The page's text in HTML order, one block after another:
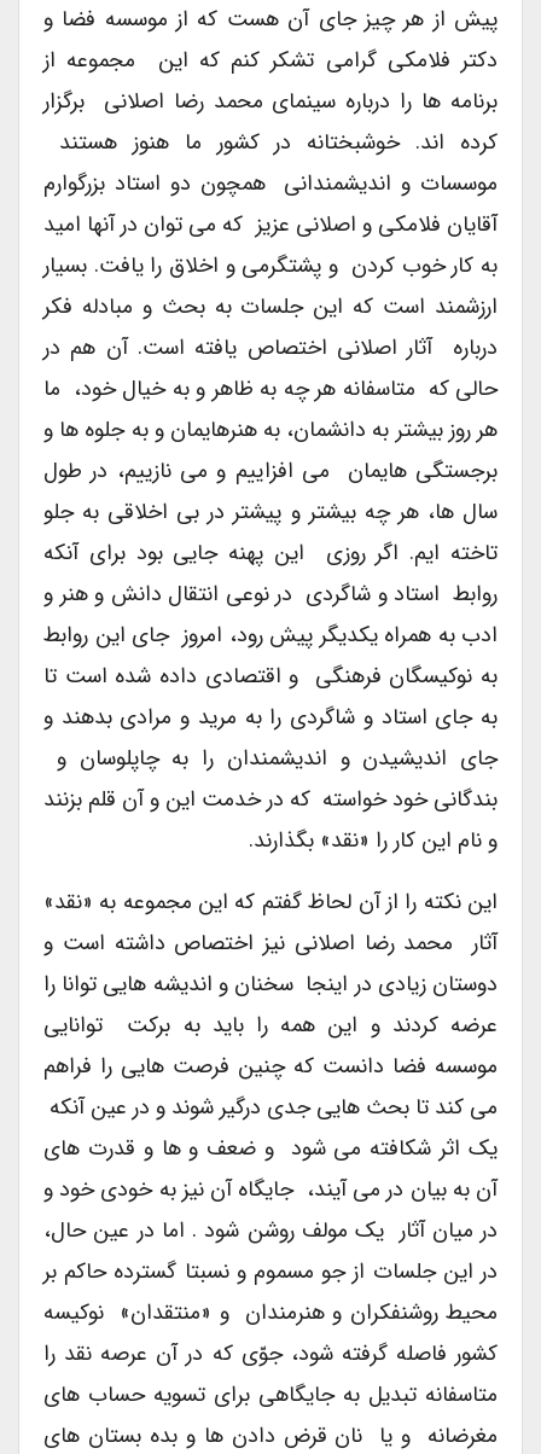
پیش از هر چیز جای آن هست که از موسسه فضا و
دکتر فلامکی گرامی تشکر کنم که این مجموعه از
برنامه ها را درباره سینمای محمد رضا اصلانی برگزار
کرده اند. خوشبختانه در کشور ما هنوز هستند
موسسات و اندیشمندانی همچون دو استاد بزرگوارم
آقایان فلامکی و اصلانی عزیز که می توان در آنها امید
به کار خوب کردن و پشتگرمی و اخلاق را یافت. بسیار
ارزشمند است که این جلسات به بحث و مبادله فکر
درباره آثار اصلانی اختصاص یافته است. آن هم در
حالی که متاسفانه هر چه به ظاهر و به خیال خود، ما
هر روز بیشتر به دانشمان، به هنرهایمان و به جلوه ها و
برجستگی هایمان می افزاییم و می نازییم، در طول
سال ها، هر چه بیشتر و پیشتر در بی اخلاقی به جلو
تاخته ایم. اگر روزی این پهنه جایی بود برای آنکه
روابط استاد و شاگردی در نوعی انتقال دانش و هنر و
ادب به همراه یکدیگر پیش رود، امروز جای این روابط
به نوکیسگان فرهنگی و اقتصادی داده شده است تا
به جای استاد و شاگردی را به مرید و مرادی بدهند و
جای اندیشیدن و اندیشمندان را به چاپلوسان و
بندگانی خود خواسته که در خدمت این و آن قلم بزنند
و نام این کار را «نقد» بگذارند.
این نکته را از آن لحاظ گفتم که این مجموعه به «نقد»
آثار محمد رضا اصلانی نیز اختصاص داشته است و
دوستان زیادی در اینجا سخنان و اندیشه هایی توانا را
عرضه کردند و این همه را باید به برکت توانایی
موسسه فضا دانست که چنین فرصت هایی را فراهم
می کند تا بحث هایی جدی درگیر شوند و در عین آنکه
یک اثر شکافته می شود و ضعف و ها و قدرت های
آن به بیان در می آیند، جایگاه آن نیز به خودی خود و
در میان آثار یک مولف روشن شود . اما در عین حال،
در این جلسات از جو مسموم و نسبتا گسترده حاکم بر
محیط روشنفکران و هنرمندان و «منتقدان» نوکیسه
کشور فاصله گرفته شود، جوّی که در آن عرصه نقد را
متاسفانه تبدیل به جایگاهی برای تسویه حساب های
مغرضانه و یا نان قرض دادن ها و بده بستان های